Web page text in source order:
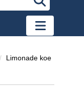
"Zoeken
"Toggle
Limonade koe